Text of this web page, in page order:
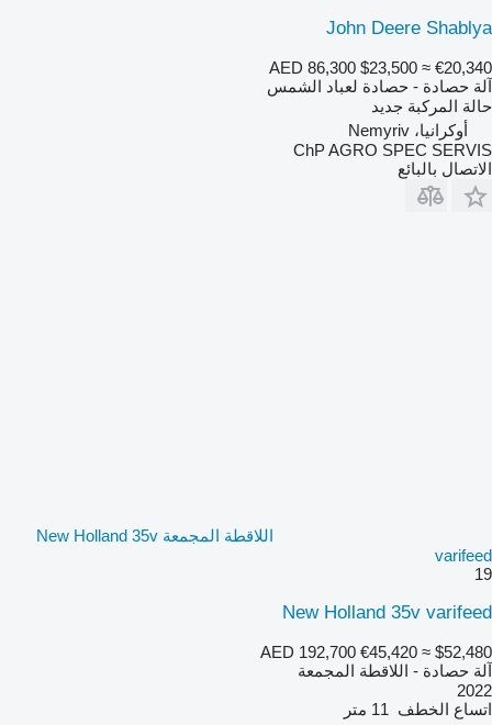
John Deere Shablya
AED 86,300 $23,500 ≈ €20,340
آلة حصادة - حصادة لعباد الشمس
حالة المركبة جديد
أوكرانيا، Nemyriv
ChP AGRO SPEC SERVIS
الاتصال بالبائع
اللاقطة المجمعة New Holland 35v
varifeed
19
New Holland 35v varifeed
AED 192,700 €45,420 ≈ $52,480
آلة حصادة - اللاقطة المجمعة
2022
اتساع الخطف 11 متر